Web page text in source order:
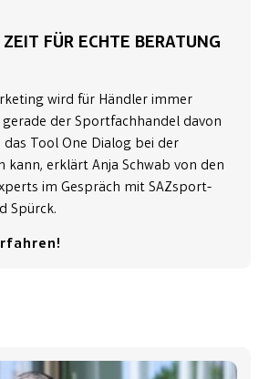
FÜR ECHTE BERATUNG
wird für Händler immer
der Sportfachhandel davon
Tool One Dialog bei der
kann, erklärt Anja Schwab von den
im Gespräch mit SAZsport-
Spürck.